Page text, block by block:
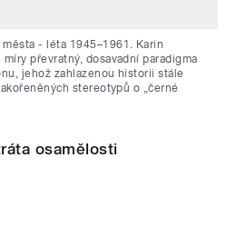
- léta 1945–1961. Karin
převratný, dosavadní paradigma
jehož zahlazenou historii stále
stereotypů o „černé
osamělosti